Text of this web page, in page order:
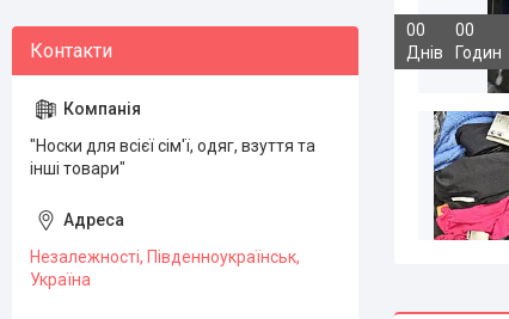
00
Днів
00
Годин
"Носки для всієї сім'ї, одяг, взуття та
інші товари"
Незалежності, Південноукраїнськ,
Україна